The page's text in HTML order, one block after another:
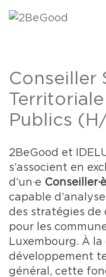
Conseiller
Publics
2BeGood et
s’associent en
d’un·e
capable
des stratégies
pour les
Luxembourg. À la
développement
général, cette